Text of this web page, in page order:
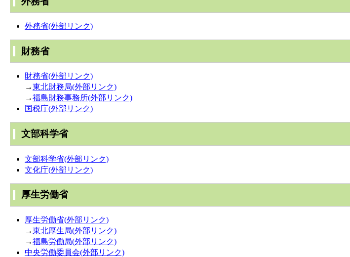
外務省(外部リンク)
財務省
財務省(外部リンク)
→東北財務局(外部リンク)
→福島財務事務所(外部リンク)
国税庁(外部リンク)
文部科学省
文部科学省(外部リンク)
文化庁(外部リンク)
厚生労働省
厚生労働省(外部リンク)
→東北厚生局(外部リンク)
→福島労働局(外部リンク)
中央労働委員会(外部リンク)